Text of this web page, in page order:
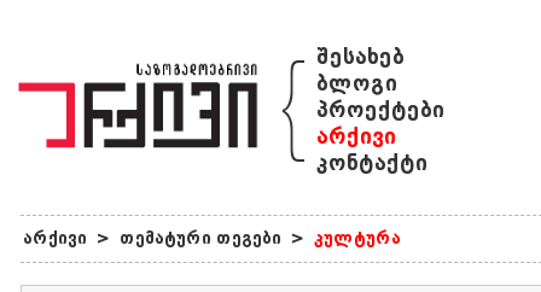
{ შესახებ
ბლოგი
პროექტები
არქივი
კონტაქტი
არქივი > თემატური თეგები > კულტურა